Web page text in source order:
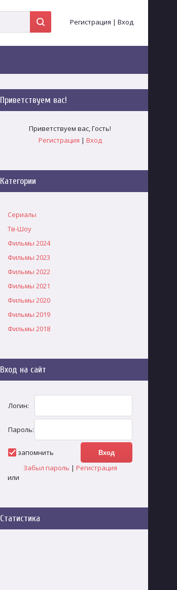
Регистрация | Вход
Приветствуем вас!
Приветствуем вас,Гость!
Регистрация | Вход
Категории
Сериалы
Тв-Шоу
Фильмы 2024
Фильмы 2023
Фильмы 2022
Фильмы 2021
Фильмы 2020
Фильмы 2019
Фильмы 2018
Вход на сайт
Логин:
Пароль:
запомнить
Забыл пароль | Регистрация
или
Статистика